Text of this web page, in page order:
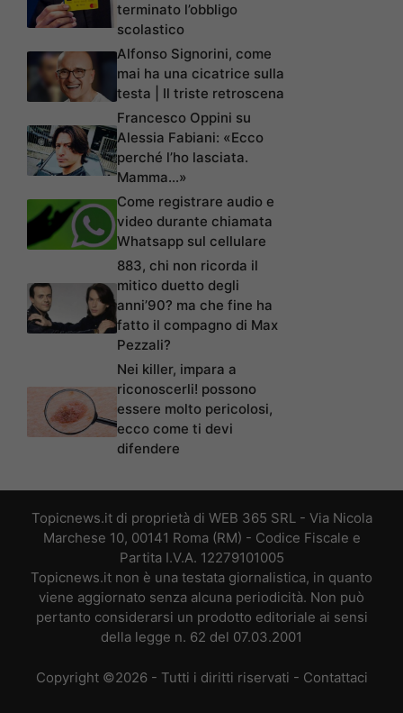
terminato l’obbligo
scolastico
Alfonso Signorini, come
mai ha una cicatrice sulla
testa | Il triste retroscena
Francesco Oppini su
Alessia Fabiani: «Ecco
perché l’ho lasciata.
Mamma…»
Come registrare audio e
video durante chiamata
Whatsapp sul cellulare
883, chi non ricorda il
mitico duetto degli
anni’90? ma che fine ha
fatto il compagno di Max
Pezzali?
Nei killer, impara a
riconoscerli! possono
essere molto pericolosi,
ecco come ti devi
difendere
Topicnews.it di proprietà di WEB 365 SRL - Via Nicola
Marchese 10, 00141 Roma (RM) - Codice Fiscale e
Partita I.V.A. 12279101005
Topicnews.it non è una testata giornalistica, in quanto
viene aggiornato senza alcuna periodicità. Non può
pertanto considerarsi un prodotto editoriale ai sensi
della legge n. 62 del 07.03.2001
Copyright ©2026 - Tutti i diritti riservati - Contattaci